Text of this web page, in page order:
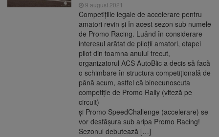
9 august 2021
Competițiile legale de accelerare pentru
amatori revin și în acest sezon sub numele
de Promo Racing. Luând în considerare
interesul arătat de piloții amatori, etapei
pilot din toamna anului trecut,
organizatorul ACS AutoBlic a decis să facă
o schimbare în structura competițională de
până acum, astfel că binecunoscuta
competiție de Promo Rally (viteză pe
circuit)
și Promo SpeedChallenge (accelerare) se
vor desfășura sub aripa Promo Racing!
Sezonul debutează […]